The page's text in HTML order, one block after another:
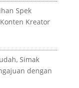
Spek
Kreator
Simak
dengan